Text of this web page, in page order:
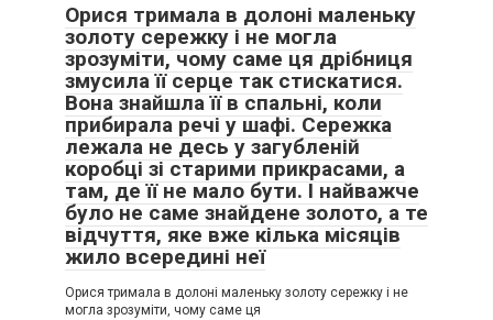
Орися тримала в долоні маленьку
золоту сережку і не могла
зрозуміти, чому саме ця дрібниця
змусила її серце так стискатися.
Вона знайшла її в спальні, коли
прибирала речі у шафі. Сережка
лежала не десь у загубленій
коробці зі старими прикрасами, а
там, де її не мало бути. І найважче
було не саме знайдене золото, а те
відчуття, яке вже кілька місяців
жило всередині неї
Орися тримала в долоні маленьку золоту сережку і не
могла зрозуміти, чому саме ця